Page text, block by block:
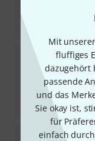
Mit
fluffiges
dazugehört
passende
und das
Sie okay ist,
für
einfach
-28%
K&M
42 €
-27%
K&M